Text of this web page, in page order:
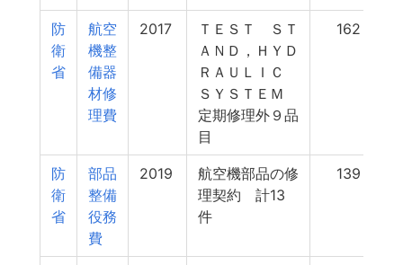
防
衛
省
航空
機整
備器
材修
理費
2017
ＴＥＳＴ ＳＴ
ＡＮＤ，ＨＹＤ
ＲＡＵＬＩＣ
ＳＹＳＴＥＭ
定期修理外９品
目
162
防
衛
省
部品
整備
役務
費
2019
航空機部品の修
理契約 計13
件
139